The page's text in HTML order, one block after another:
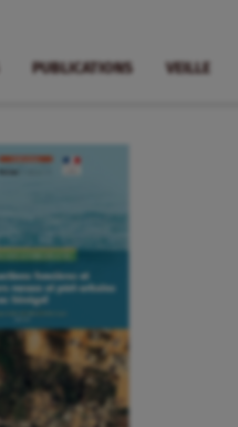
PUBLICATIONS VEILLE